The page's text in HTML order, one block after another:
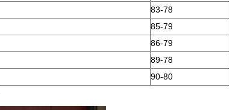
83-78
85-79
86-79
89-78
90-80